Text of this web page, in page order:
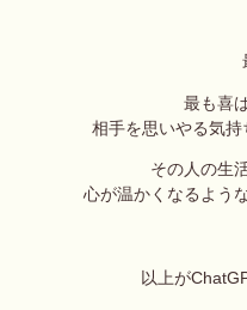
最も喜
相手を思いやる気持
その人の生
心が温かくなるよう
以上が